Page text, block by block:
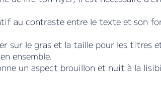
au contraste entre le texte et son
sur le gras et la taille pour les titres
ensemble.
un aspect brouillon et nuit à la